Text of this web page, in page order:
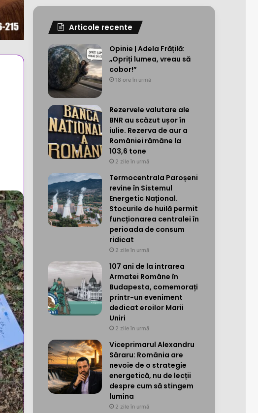
Articole recente
Opinie | Adela Frățilă:
„Opriți lumea, vreau să
cobor!”
18 ore în urmă
Rezervele valutare ale
BNR au scăzut ușor în
iulie. Rezerva de aur a
României rămâne la
103,6 tone
2 zile în urmă
Termocentrala Paroșeni
revine în Sistemul
Energetic Național.
Stocurile de huilă permit
funcționarea centralei în
perioada de consum
ridicat
2 zile în urmă
107 ani de la intrarea
Armatei Române în
Budapesta, comemorați
printr-un eveniment
dedicat eroilor Marii
Uniri
2 zile în urmă
Viceprimarul Alexandru
Săraru: România are
nevoie de o strategie
energetică, nu de lecții
despre cum să stingem
lumina
2 zile în urmă